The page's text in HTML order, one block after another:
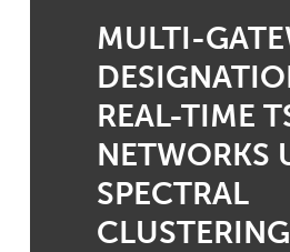
MULTI-
REAL-TIME
NETWORKS
SPECTRAL